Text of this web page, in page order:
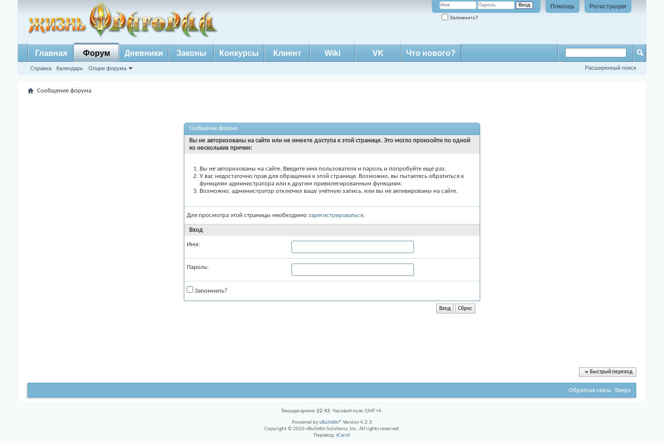
Регистрация
Помощь
Запомнить?
Главная Форум
Справка Календарь Опции форума
Дневники Законы Конкурсы Клиент Wiki VK Что нового?
Расширенный поиск
Сообщение форума
Сообщение форума
Вы не авторизованы на сайте или не имеете доступа к этой странице. Это могло произойти по одной
из нескольких причин:
Вы не авторизованы на сайте. Введите имя пользователя и пароль и попробуйте ещё раз.
У вас недостаточно прав для обращения к этой странице. Возможно, вы пытаетесь обратиться к
функциям администратора или к другим привилегированным функциям.
Возможно, администратор отключил вашу учётную запись, или вы не активированы на сайте.
Для просмотра этой страницы необходимо зарегистрироваться.
Вход
Имя:
Пароль:
Запомнить?
Быстрый переход
Обратная связь Вверх
Текущее время: 22:43. Часовой пояс GMT +4.
Powered byvBulletin® Version 4.2.3
Copyright © 2026 vBulletin Solutions, Inc. All rights reserved.
Перевод: zCarot